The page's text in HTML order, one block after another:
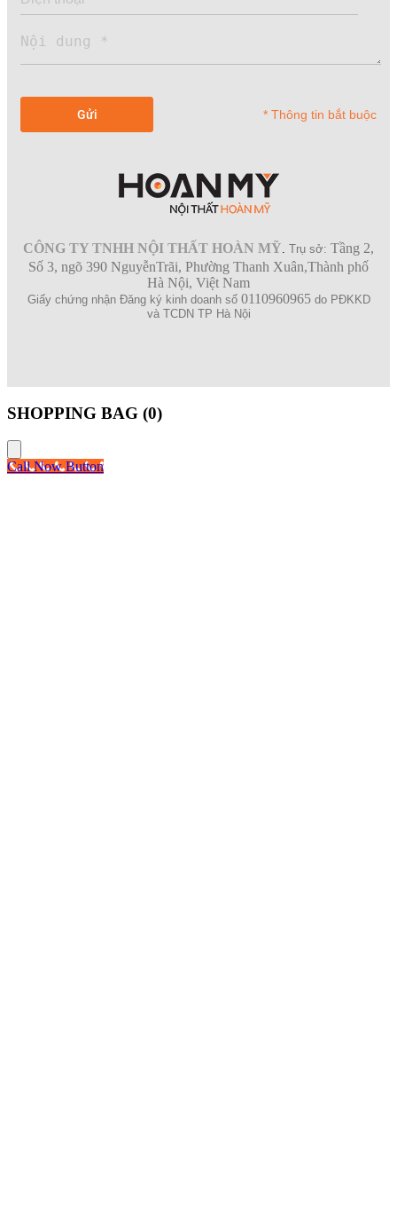
* Thông tin bắt buộc
CÔNG TY TNHH NỘI THẤT HOÀN MỸ. Trụ sở: Tầng 2,
Số 3, ngõ 390 NguyễnTrãi, Phường Thanh Xuân,Thành phố
Hà Nội, Việt Nam
Giấy chứng nhận Đăng ký kinh doanh số 0110960965do PĐKKD
và TCDN TP Hà Nội
SHOPPING BAG (0)
Call Now Button